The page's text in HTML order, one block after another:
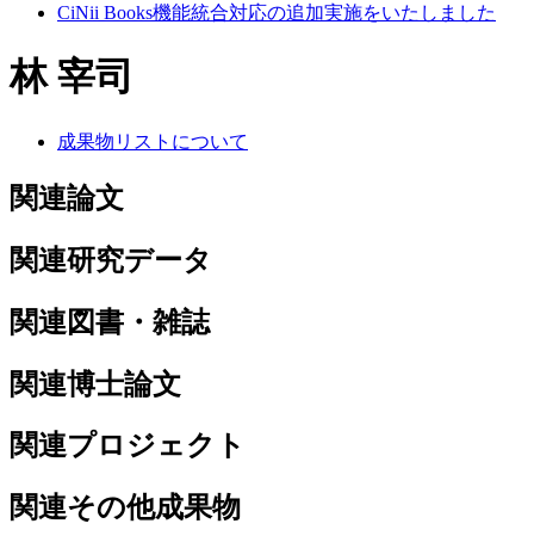
CiNii Books機能統合対応の追加実施をいたしました
林 宰司
成果物リストについて
関連論文
関連研究データ
関連図書・雑誌
関連博士論文
関連プロジェクト
関連その他成果物